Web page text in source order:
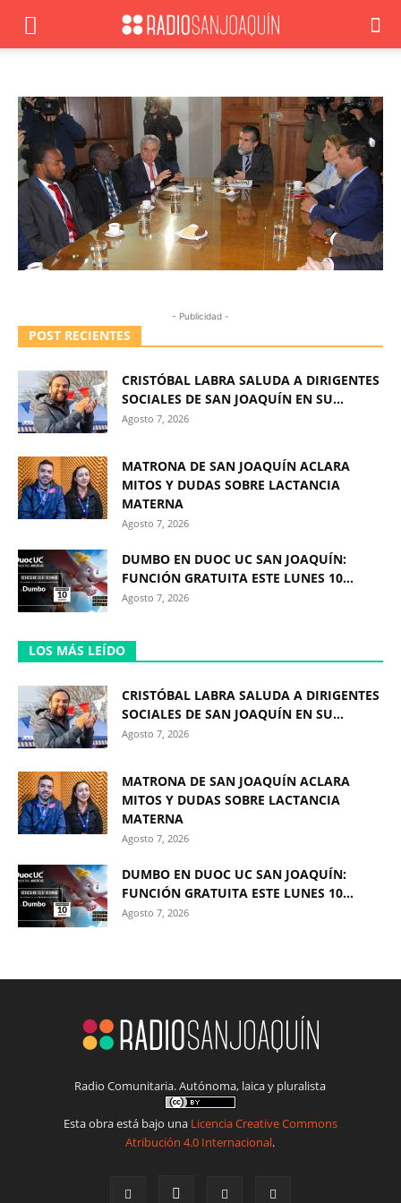
- Publicidad -
POST RECIENTES
CRISTÓBAL LABRA SALUDA A DIRIGENTES
SOCIALES DE SAN JOAQUÍN EN SU...
Agosto 7, 2026
MATRONA DE SAN JOAQUÍN ACLARA
MITOS Y DUDAS SOBRE LACTANCIA
MATERNA
Agosto 7, 2026
DUMBO EN DUOC UC SAN JOAQUÍN:
FUNCIÓN GRATUITA ESTE LUNES 10...
Agosto 7, 2026
LOS MÁS LEÍDO
CRISTÓBAL LABRA SALUDA A DIRIGENTES
SOCIALES DE SAN JOAQUÍN EN SU...
Agosto 7, 2026
MATRONA DE SAN JOAQUÍN ACLARA
MITOS Y DUDAS SOBRE LACTANCIA
MATERNA
Agosto 7, 2026
DUMBO EN DUOC UC SAN JOAQUÍN:
FUNCIÓN GRATUITA ESTE LUNES 10...
Agosto 7, 2026
Radio Comunitaria. Autónoma, laica y pluralista
Esta obra está bajo una Licencia Creative Commons
Atribución 4.0 Internacional.